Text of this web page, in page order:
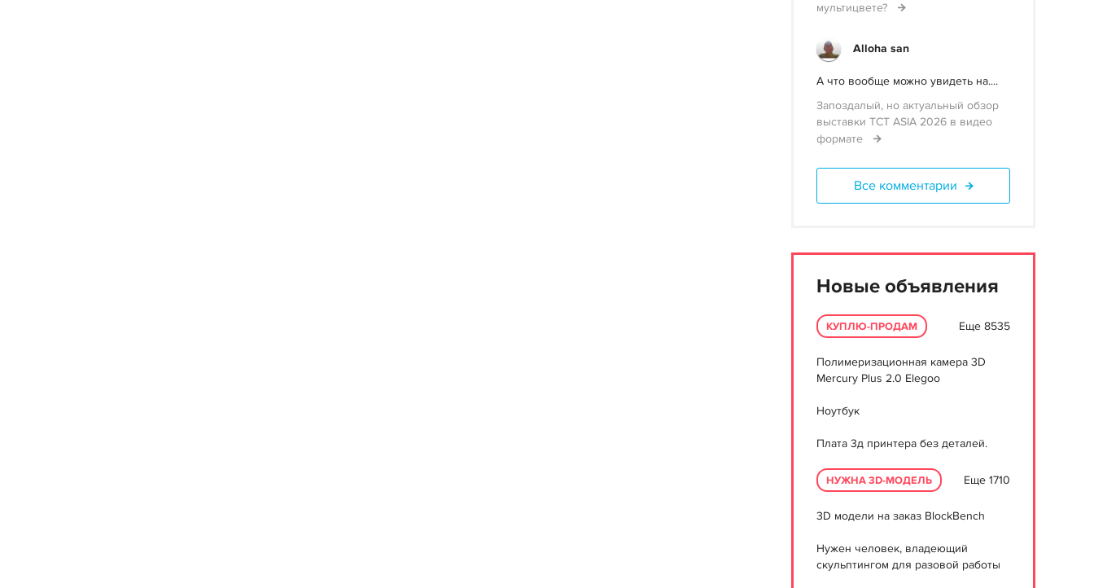
мультицвете?
Alloha san
А что вообще можно увидеть на....
Запоздалый, но актуальный обзор
выставки TCT ASIA 2026 в видео
формате
Все комментарии
Новые объявления
КУПЛЮ-ПРОДАМ Еще 8535
Полимеризационная камера 3D
Mercury Plus 2.0 Elegoo
Ноутбук
Плата 3д принтера без деталей.
НУЖНА 3D-МОДЕЛЬ Еще 1710
3D модели на заказ BlockBench
Нужен человек, владеющий
скульптингом для разовой работы